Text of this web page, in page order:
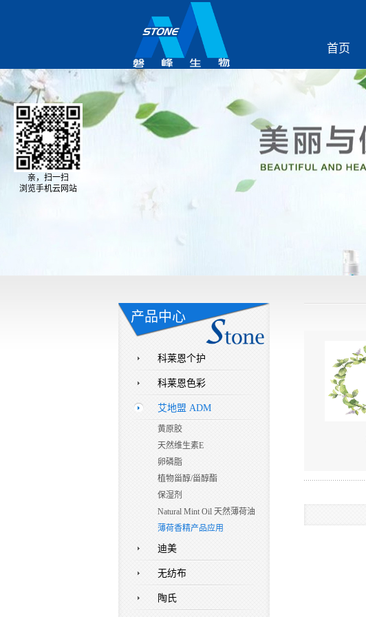
首页
产品中心
科莱恩个护
科莱恩色彩
艾地盟 ADM
黄原胶
天然维生素E
卵磷脂
植物甾醇/甾醇酯
保湿剂
Natural Mint Oil 天然薄荷油
薄荷香精产品应用
迪美
无纺布
陶氏
亲，扫一扫
浏览手机云网站